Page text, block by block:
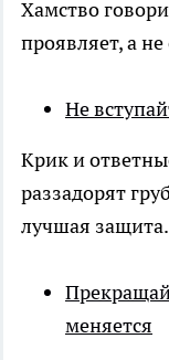
Хамство
проявляет, а
Не
Крик и
раззадорят
лучшая защита.
меняется